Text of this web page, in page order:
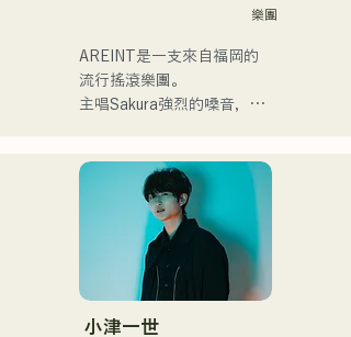
す。
アーティストの日本人父と
アメリカ人母から生まれた
樂團
AREINT是一支來自福岡的
流行搖滾樂團。
主唱Sakura強烈的嗓音，與
合，共同創造出一種既引人
入勝又熟悉的搖滾樂，這就
是AREINT的獨特之處。
他們的歌曲《Remember
Me》被選為「KBC Radio
Hawks Live 2024」的片頭
曲。
小津一世